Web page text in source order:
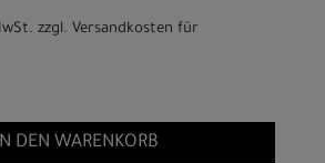
zzgl. Versandkosten für
DEN WARENKORB